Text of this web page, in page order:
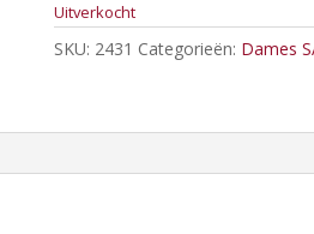
Uitverkocht
SKU: 2431 Categorieën: Dames